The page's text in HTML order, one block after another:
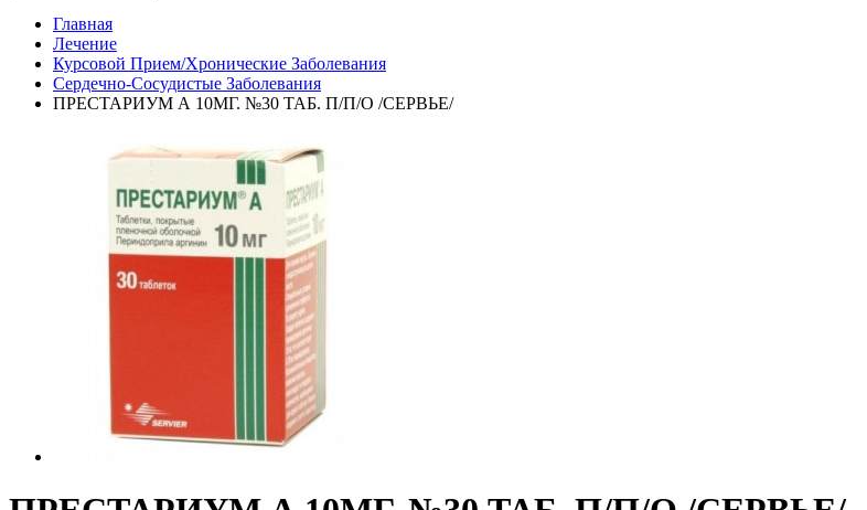
Главная
Лечение
Курсовой Прием/Хронические Заболевания
Сердечно-Сосудистые Заболевания
ПРЕСТАРИУМ А 10МГ. №30 ТАБ. П/П/О /СЕРВЬЕ/